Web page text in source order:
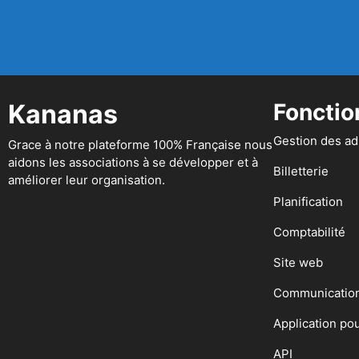
Kananas
Grace à notre plateforme 100% Française nous
aidons les associations à se développer et à
améliorer leur organisation.
Gestion des
Billetterie
Planification
Comptabilité
Site web
Application
API